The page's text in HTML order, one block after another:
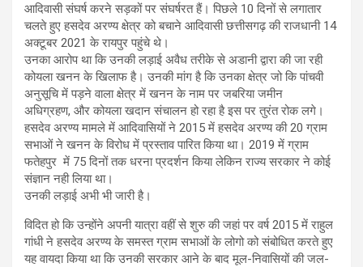
आदिवासी संघर्ष करने सड़कों पर संघर्षरत हैं। पिछले 10 दिनों से लगातार
चलते हुए हसदेव अरण्य क्षेत्र को बचाने आदिवासी छत्तीसगढ़ की राजधानी 14
अक्टूबर 2021 के रायपुर पहुंचे थे।
उनका आरोप था कि उनकी लड़ाई अवैध तरीके से अडानी द्वारा की जा रही
कोयला खनन के खिलाफ है। उनकी मांग है कि उनका क्षेत्र जो कि पांचवी
अनुसूचि में पड़ने वाला क्षेत्र में खनन के नाम पर जबरिया जमीन
अधिग्रहण, और कोयला खदान संचालन हो रहा है इस पर तुरंत रोक लगे।
हसदेव अरण्य मामले में आदिवासियों ने 2015 में हसदेव अरण्य की 20 ग्राम
सभाओं ने खनन के विरोध में प्रस्ताव पारित किया था। 2019 में ग्राम
फतेहपुर में 75 दिनों तक धरना प्रदर्शन किया लेकिन राज्य सरकार ने कोई
संज्ञान नही लिया था।
उनकी लड़ाई अभी भी जारी है।
विदित हो कि उन्होंने अपनी यात्रा वहीं से शुरु की जहां पर वर्ष 2015 में राहुल
गांधी ने हसदेव अरण्य के समस्त ग्राम सभाओं के लोगो को संबोधित करते हुए
यह वायदा किया था कि उनकी सरकार आने के बाद मूल-निवासियों की जल-